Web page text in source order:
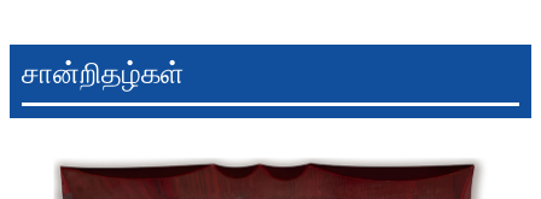
சான்றிதழ்கள்